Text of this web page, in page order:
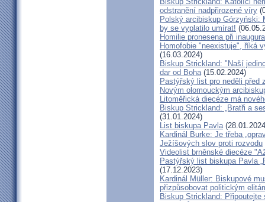
odstranění nadpřirozené víry
Polský arcibiskup Górzyński:
by se vyplatilo umírat!
Homilie pronesena při
Homofobie "neexistuje", říká
(16.03.2024)
Biskup Strickland: "Naší
dar od Boha(15.02.2024)
Pastýřský list pro neděli před
Novým olomouckým
Litoměřická diecéze má
Biskup Strickland: „Bratři a
(31.01.2024)
List biskupa Pavla
Kardinál Burke: Je třeba
Ježíšových slov proti rozvodu
Videolist brněnské diecéze
Pastýřský list biskupa Pavla
(17.12.2023)
Kardinál Müller: Biskupové
přizpůsobovat politickým
Biskup Strickland: